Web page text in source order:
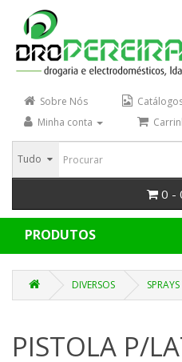
Sobre Nós
Minha conta
Tudo
0 -
PRODUTOS
DIVERSOS
PISTOLA P/